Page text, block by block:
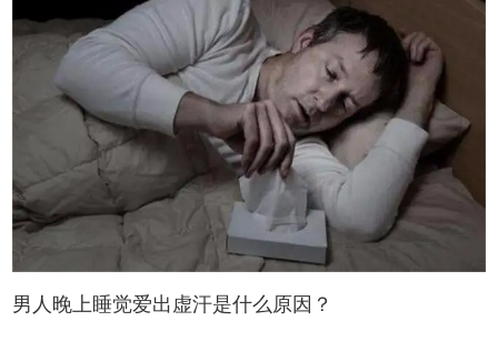
男人晚上睡觉爱出虚汗是什么原因？